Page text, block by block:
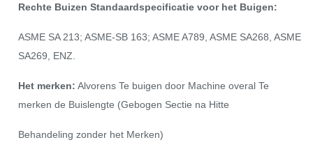
Rechte Buizen Standaardspecificatie voor het Buigen:
ASME SA 213; ASME-SB 163; ASME A789, ASME SA268, ASME
SA269, ENZ.
Het merken: Alvorens Te buigen door Machine overal Te
merken de Buislengte (Gebogen Sectie na Hitte
Behandeling zonder het Merken)